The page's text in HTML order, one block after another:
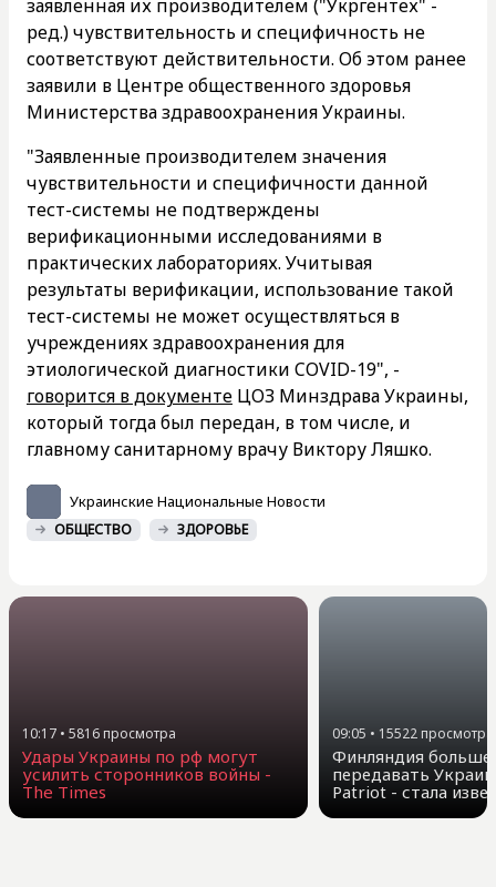
заявленная их производителем ("Укргентех" -
ред.) чувствительность и специфичность не
соответствуют действительности. Об этом ранее
заявили в Центре общественного здоровья
Министерства здравоохранения Украины.
"Заявленные производителем значения
чувствительности и специфичности данной
тест-системы не подтверждены
верификационными исследованиями в
практических лабораториях. Учитывая
результаты верификации, использование такой
тест-системы не может осуществляться в
учреждениях здравоохранения для
этиологической диагностики COVID-19", -
говорится в документе ЦОЗ Минздрава Украины,
который тогда был передан, в том числе, и
главному санитарному врачу Виктору Ляшко.
Украинские Национальные Новости
ОБЩЕСТВО ЗДОРОВЬЕ
10:17 • 5816просмотра
Удары Украины по рф могут
усилить сторонников войны -
The Times
09:05 • 15522 просмотра
Финляндия больше
передавать
Patriot - стала